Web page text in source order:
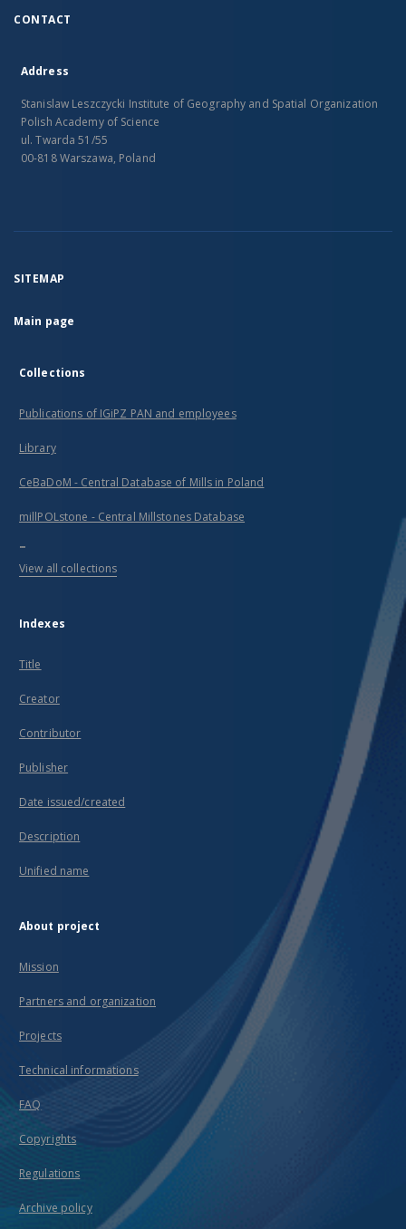
CONTACT
Address
Stanislaw Leszczycki Institute of Geography and Spatial Organization
Polish Academy of Science
ul. Twarda 51/55
00-818 Warszawa, Poland
SITEMAP
Main page
Collections
Publications of IGiPZ PAN and employees
Library
CeBaDoM - Central Database of Mills in Poland
millPOLstone - Central Millstones Database
...
View all collections
Indexes
Title
Creator
Contributor
Publisher
Date issued/created
Description
Unified name
About project
Mission
Partners and organization
Projects
Technical informations
FAQ
Copyrights
Regulations
Archive policy